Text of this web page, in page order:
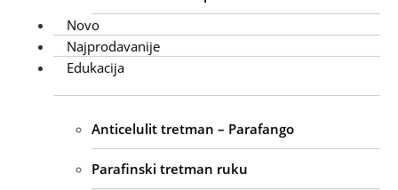
Novo
Najprodavanije
Edukacija
Anticelulit tretman – Parafango
Parafinski tretman ruku